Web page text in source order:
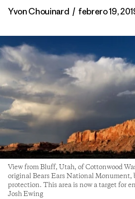
Yvon Chouinard / febrero 19,
View from Bluff, Utah, of Cottonwood
original Bears Ears National Monument,
protection. This area is now a target for
Josh Ewing